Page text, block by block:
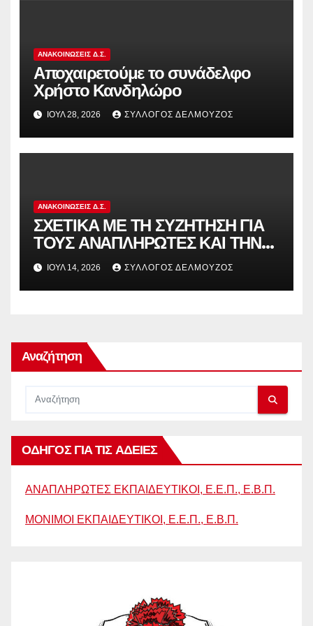
ΑΝΑΚΟΙΝΏΣΕΙΣ Δ.Σ.
Αποχαιρετούμε το συνάδελφο
Χρήστο Κανδηλώρο
ΙΟΎΛ 28, 2026 ΣΎΛΛΟΓΟΣ ΔΕΛΜΟΎΖΟΣ
ΑΝΑΚΟΙΝΏΣΕΙΣ Δ.Σ.
ΣΧΕΤΙΚΑ ΜΕ ΤΗ ΣΥΖΗΤΗΣΗ ΓΙΑ
ΤΟΥΣ ΑΝΑΠΛΗΡΩΤΕΣ ΚΑΙ ΤΗΝ
ΠΑΡΑΠΟΜΠΗ ΤΗΣ ΕΛΛΑΔΑΣ
ΣΤΟ ΕΥΡΩΠΑΪΚΟ ΔΙΚΑΣΤΗΡΙΟ
ΙΟΎΛ 14, 2026 ΣΎΛΛΟΓΟΣ ΔΕΛΜΟΎΖΟΣ
Αναζήτηση
ΟΔΗΓΟΣ ΓΙΑ ΤΙΣ ΑΔΕΙΕΣ
ΑΝΑΠΛΗΡΩΤΕΣ ΕΚΠΑΙΔΕΥΤΙΚΟΙ, Ε.Ε.Π., Ε.Β.Π.
ΜΟΝΙΜΟΙ ΕΚΠΑΙΔΕΥΤΙΚΟΙ, Ε.Ε.Π., Ε.Β.Π.